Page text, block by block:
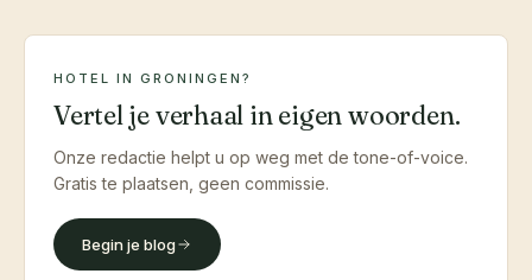
HOTEL IN GRONINGEN?
Vertel je verhaal in eigen woorden.
Onze redactie helpt u op weg met de tone-of-voice.
Gratis te plaatsen, geen commissie.
Begin je blog